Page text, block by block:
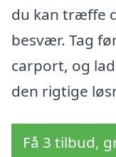
du kan træffe
besvær. Tag
carport, og
den rigtige
Få 3 tilbud,